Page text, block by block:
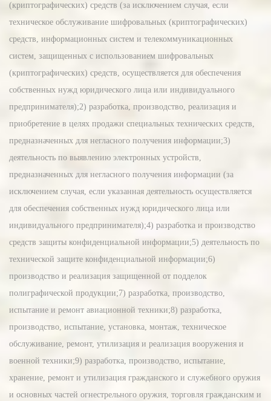
(криптографических) средств (за исключением случая, если
техническое обслуживание шифровальных (криптографических)
средств, информационных систем и телекоммуникационных
систем, защищенных с использованием шифровальных
(криптографических) средств, осуществляется для обеспечения
собственных нужд юридического лица или индивидуального
предпринимателя);2) разработка, производство, реализация и
приобретение в целях продажи специальных технических средств,
предназначенных для негласного получения информации;3)
деятельность по выявлению электронных устройств,
предназначенных для негласного получения информации (за
исключением случая, если указанная деятельность осуществляется
для обеспечения собственных нужд юридического лица или
индивидуального предпринимателя);4) разработка и производство
средств защиты конфиденциальной информации;5) деятельность по
технической защите конфиденциальной информации;6)
производство и реализация защищенной от подделок
полиграфической продукции;7) разработка, производство,
испытание и ремонт авиационной техники;8) разработка,
производство, испытание, установка, монтаж, техническое
обслуживание, ремонт, утилизация и реализация вооружения и
военной техники;9) разработка, производство, испытание,
хранение, ремонт и утилизация гражданского и служебного оружия
и основных частей огнестрельного оружия, торговля гражданским и